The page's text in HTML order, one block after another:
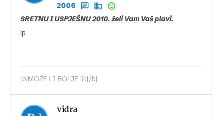
2006
SRETNU I USPJEŠNU 2010. želi Vam Vaš plavi.
lp
[b]MOŽE LI BOLJE ?![/b]
vidra